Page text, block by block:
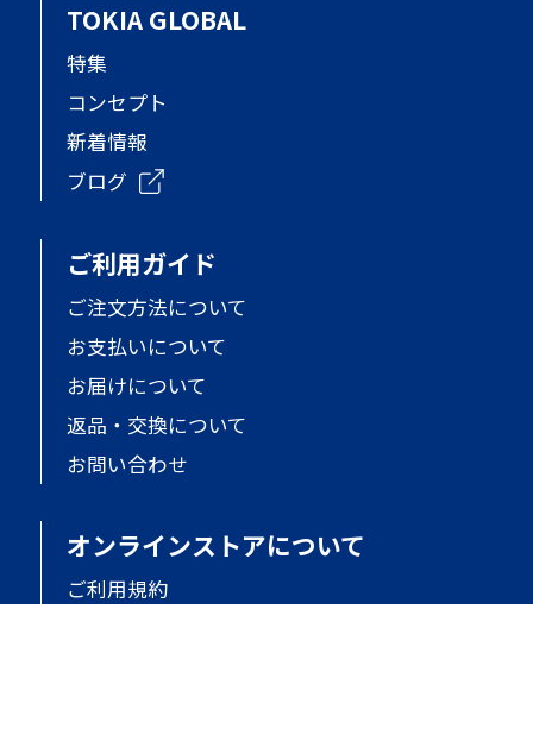
TOKIA GLOBAL
特集
コンセプト
新着情報
ブログ
ご利用ガイド
ご注文方法について
お支払いについて
お届けについて
返品・交換について
お問い合わせ
オンラインストアについて
ご利用規約